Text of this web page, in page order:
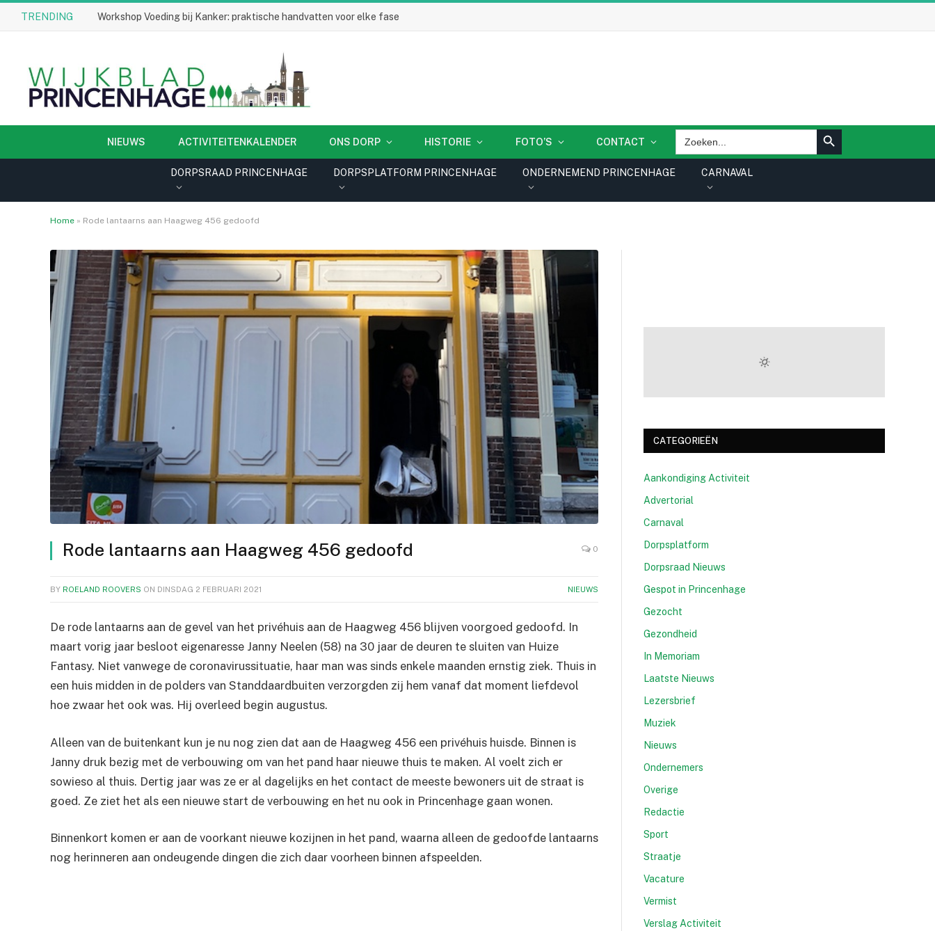
TRENDING Workshop Voeding bij Kanker: praktische handvatten voor elke fase
NIEUWS ACTIVITEITENKALENDER ONS DORP HISTORIE FOTO’S CONTACT
Zoek
naar:
ZOEKKNOP
DORPSRAAD PRINCENHAGE DORPSPLATFORM PRINCENHAGE ONDERNEMEND PRINCENHAGE CARNAVAL
Home » Rode lantaarns aan Haagweg 456 gedoofd
Rode lantaarns aan Haagweg 456 gedoofd 0
BY ROELAND ROOVERS ON DINSDAG 2 FEBRUARI 2021 NIEUWS
De rode lantaarns aan de gevel van het privéhuis aan de Haagweg 456 blijven voorgoed gedoofd. In
maart vorig jaar besloot eigenaresse Janny Neelen (58) na 30 jaar de deuren te sluiten van Huize
Fantasy. Niet vanwege de coronavirussituatie, haar man was sinds enkele maanden ernstig ziek. Thuis in
een huis midden in de polders van Standdaardbuiten verzorgden zij hem vanaf dat moment liefdevol
hoe zwaar het ook was. Hij overleed begin augustus.
Alleen van de buitenkant kun je nu nog zien dat aan de Haagweg 456 een privéhuis huisde. Binnen is
Janny druk bezig met de verbouwing om van het pand haar nieuwe thuis te maken. Al voelt zich er
sowieso al thuis. Dertig jaar was ze er al dagelijks en het contact de meeste bewoners uit de straat is
goed. Ze ziet het als een nieuwe start de verbouwing en het nu ook in Princenhage gaan wonen.
Binnenkort komen er aan de voorkant nieuwe kozijnen in het pand, waarna alleen de gedoofde lantaarns
nog herinneren aan ondeugende dingen die zich daar voorheen binnen afspeelden.
CATEGORIEËN
Aankondiging Activiteit
Advertorial
Carnaval
Dorpsplatform
Dorpsraad Nieuws
Gespot in Princenhage
Gezocht
Gezondheid
In Memoriam
Laatste Nieuws
Lezersbrief
Muziek
Nieuws
Ondernemers
Overige
Redactie
Sport
Straatje
Vacature
Vermist
Verslag Activiteit